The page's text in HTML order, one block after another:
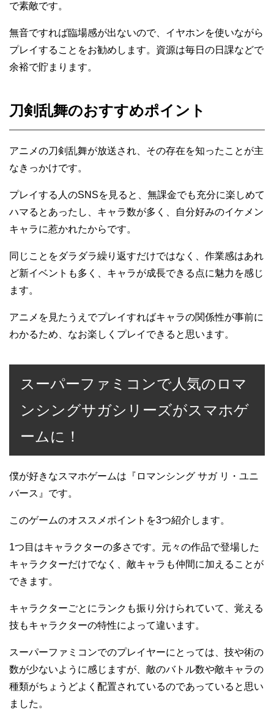
で素敵です。
無音ですれば臨場感が出ないので、イヤホンを使いながら
プレイすることをお勧めします。資源は毎日の日課などで
余裕で貯まります。
刀剣乱舞のおすすめポイント
アニメの刀剣乱舞が放送され、その存在を知ったことが主
なきっかけです。
プレイする人のSNSを見ると、無課金でも充分に楽しめて
ハマるとあったし、キャラ数が多く、自分好みのイケメン
キャラに惹かれたからです。
同じことをダラダラ繰り返すだけではなく、作業感はあれ
ど新イベントも多く、キャラが成長できる点に魅力を感じ
ます。
アニメを見たうえでプレイすればキャラの関係性が事前に
わかるため、なお楽しくプレイできると思います。
スーパーファミコンで人気のロマ
ンシングサガシリーズがスマホゲ
ームに！
僕が好きなスマホゲームは『ロマンシング サガ リ・ユニ
バース』です。
このゲームのオススメポイントを3つ紹介します。
1つ目はキャラクターの多さです。元々の作品で登場した
キャラクターだけでなく、敵キャラも仲間に加えることが
できます。
キャラクターごとにランクも振り分けられていて、覚える
技もキャラクターの特性によって違います。
スーパーファミコンでのプレイヤーにとっては、技や術の
数が少ないように感じますが、敵のバトル数や敵キャラの
種類がちょうどよく配置されているのであっていると思い
ました。